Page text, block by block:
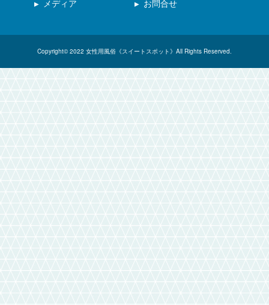
メディア お問合せ
Copyright© 2022 女性用風俗《スイートスポット》All Rights Reserved.